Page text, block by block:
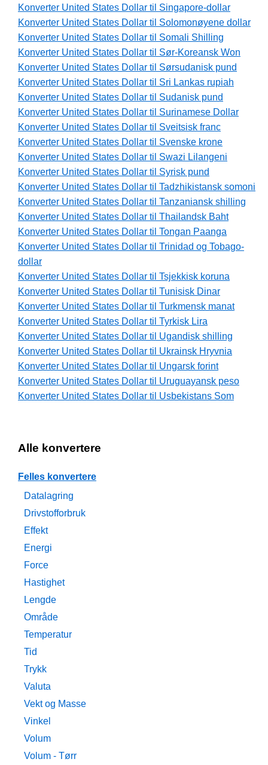
Konverter United States Dollar til Singapore-dollar
Konverter United States Dollar til Solomonøyene dollar
Konverter United States Dollar til Somali Shilling
Konverter United States Dollar til Sør-Koreansk Won
Konverter United States Dollar til Sørsudanisk pund
Konverter United States Dollar til Sri Lankas rupiah
Konverter United States Dollar til Sudanisk pund
Konverter United States Dollar til Surinamese Dollar
Konverter United States Dollar til Sveitsisk franc
Konverter United States Dollar til Svenske krone
Konverter United States Dollar til Swazi Lilangeni
Konverter United States Dollar til Syrisk pund
Konverter United States Dollar til Tadzhikistansk somoni
Konverter United States Dollar til Tanzaniansk shilling
Konverter United States Dollar til Thailandsk Baht
Konverter United States Dollar til Tongan Paanga
Konverter United States Dollar til Trinidad og Tobago-
dollar
Konverter United States Dollar til Tsjekkisk koruna
Konverter United States Dollar til Tunisisk Dinar
Konverter United States Dollar til Turkmensk manat
Konverter United States Dollar til Tyrkisk Lira
Konverter United States Dollar til Ugandisk shilling
Konverter United States Dollar til Ukrainsk Hryvnia
Konverter United States Dollar til Ungarsk forint
Konverter United States Dollar til Uruguayansk peso
Konverter United States Dollar til Usbekistans Som
Alle konvertere
Felles konvertere
Datalagring
Drivstofforbruk
Effekt
Energi
Force
Hastighet
Lengde
Område
Temperatur
Tid
Trykk
Valuta
Vekt og Masse
Vinkel
Volum
Volum - Tørr